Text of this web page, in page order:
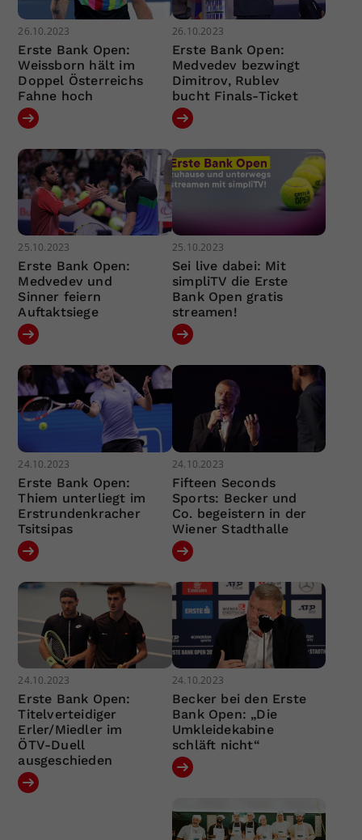
26.10.2023
Erste Bank Open:
Weissborn hält im
Doppel Österreichs
Fahne hoch
26.10.2023
Erste Bank Open:
Medvedev bezwingt
Dimitrov, Rublev
bucht Finals-Ticket
25.10.2023
Erste Bank Open:
Medvedev und
Sinner feiern
Auftaktsiege
25.10.2023
Sei live dabei: Mit
simpliTV die Erste
Bank Open gratis
streamen!
24.10.2023
Erste Bank Open:
Thiem unterliegt im
Erstrundenkracher
Tsitsipas
24.10.2023
Fifteen Seconds
Sports: Becker und
Co. begeistern in der
Wiener Stadthalle
24.10.2023
Erste Bank Open:
Titelverteidiger
Erler/Miedler im
ÖTV-Duell
ausgeschieden
24.10.2023
Becker bei den Erste
Bank Open: „Die
Umkleidekabine
schläft nicht“